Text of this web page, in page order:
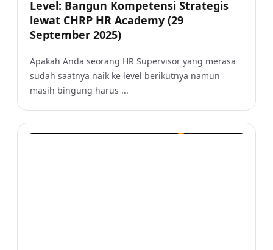
Level: Bangun Kompetensi Strategis
lewat CHRP HR Academy (29
September 2025)
Apakah Anda seorang HR Supervisor yang merasa
sudah saatnya naik ke level berikutnya namun
masih bingung harus ...